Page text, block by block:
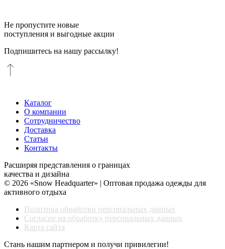
Не пропустите новые
поступления и выгодные акции
Подпишитесь на нашу рассылку!
Каталог
О компании
Сотрудничество
Доставка
Статьи
Контакты
Расширяя представления о границах
качества и дизайна
© 2026 «Snow Headquarter» | Оптовая продажа одежды для
активного отдыха
Политика обработки персональных данных
Согласие на обработку персональных данных
Карта сайта
Стань нашим партнером и получи привилегии!